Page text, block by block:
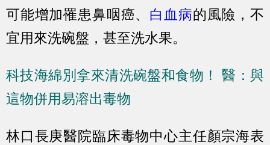
可能增加罹患鼻咽癌、 白血病的風險，不
宜用來洗碗盤，甚至洗水果。
科技海綿別拿來清洗碗盤和食物！ 醫：與
這物併用易溶出毒物
林口長庚醫院臨床毒物中心主任顏宗海表